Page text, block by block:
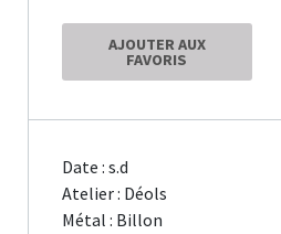
AJOUTER AUX
FAVORIS
Date : s.d
Atelier : Déols
Métal : Billon